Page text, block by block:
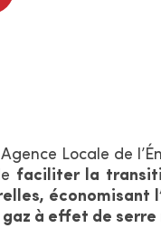
Agence Locale de
faciliter la
économisant
gaz à effet de